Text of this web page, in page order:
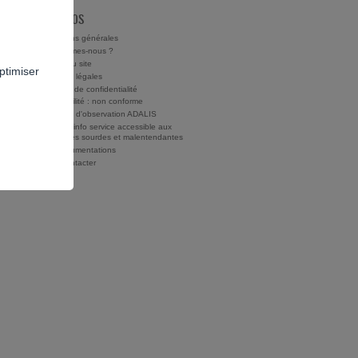
À PROPOS
Conditions générales
Qui sommes-nous ?
Charte du site
Mentions légales
Politique de confidentialité
Accessibilité : non conforme
Rapports d'observation ADALIS
Drogues info service accessible aux
personnes sourdes et malentendantes
Nos documentations
Nous contacter